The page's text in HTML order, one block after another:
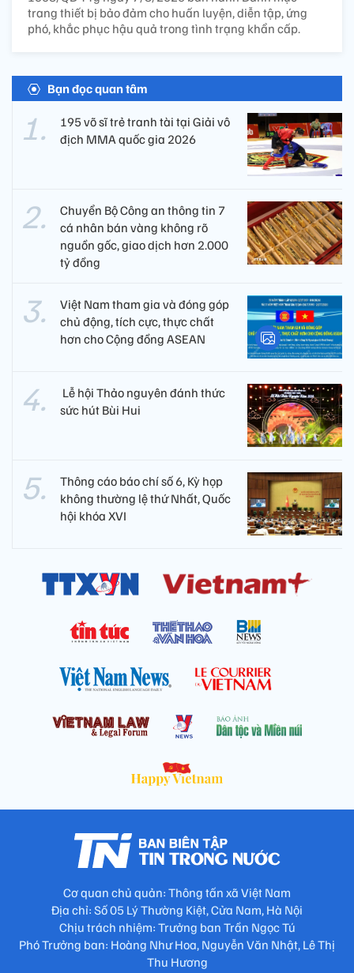
trang thiết bị bảo đảm cho huấn luyện, diễn tập, ứng
phó, khắc phục hậu quả trong tình trạng khẩn cấp.
Bạn đọc quan tâm
195 võ sĩ trẻ tranh tài tại Giải vô
địch MMA quốc gia 2026
Chuyển Bộ Công an thông tin 7
cá nhân bán vàng không rõ
nguồn gốc, giao dịch hơn 2.000
tỷ đồng
Việt Nam tham gia và đóng góp
chủ động, tích cực, thực chất
hơn cho Cộng đồng ASEAN
​ Lễ hội Thảo nguyên đánh thức
sức hút Bùi Hui
Thông cáo báo chí số 6, Kỳ họp
không thường lệ thứ Nhất, Quốc
hội khóa XVI
Cơ quan chủ quản: Thông tấn xã Việt Nam
Địa chỉ: Số 05 Lý Thường Kiệt, Cửa Nam, Hà Nội
Chịu trách nhiệm: Trưởng ban Trần Ngọc Tú
Phó Trưởng ban: Hoàng Như Hoa, Nguyễn Văn Nhật, Lê Thị
Thu Hương